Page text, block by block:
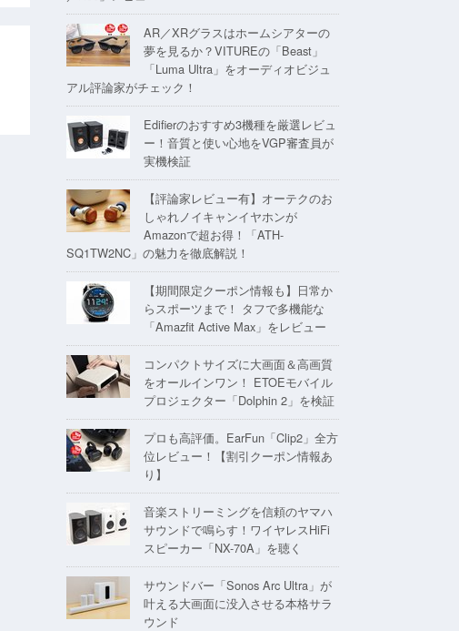
AR／XRグラスはホームシアターの
夢を見るか？VITUREの「Beast」
「Luma Ultra」をオーディオビジュ
アル評論家がチェック！
Edifierのおすすめ3機種を厳選レビュ
ー！音質と使い心地をVGP審査員が
実機検証
【評論家レビュー有】オーテクのお
しゃれノイキャンイヤホンが
Amazonで超お得！「ATH-
SQ1TW2NC」の魅力を徹底解説！
【期間限定クーポン情報も】日常か
らスポーツまで！ タフで多機能な
「Amazfit Active Max」をレビュー
コンパクトサイズに大画面＆高画質
をオールインワン！ ETOEモバイル
プロジェクター「Dolphin 2」を検証
プロも高評価。EarFun「Clip2」全方
位レビュー！【割引クーポン情報あ
り】
音楽ストリーミングを信頼のヤマハ
サウンドで鳴らす！ワイヤレスHiFi
スピーカー「NX-70A」を聴く
サウンドバー「Sonos Arc Ultra」が
叶える大画面に没入させる本格サラ
ウンド